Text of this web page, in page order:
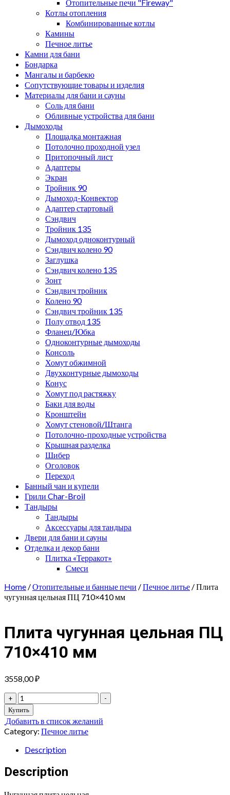
Отопительные печи "Fireway"
Котлы отопления
Комбинированные котлы
Камины
Печное литье
Камни для бани
Бондарка
Мангалы и барбекю
Сопутствующие товары и изделия
Материалы для бани и сауны
Соль для бани
Обливные устройства для бани
Дымоходы
Площадка монтажная
Потолочно проходной узел
Притопочный лист
Адаптеры
Экран
Тройник 90
Дымоход-Конвектор
Адаптер стартовый
Сэндвич
Тройник 135
Дымоход одноконтурный
Сэндвич колено 90
Заглушка
Сэндвич колено 135
Зонт
Сэндвич тройник
Колено 90
Сэндвич тройник 135
Полу отвод 135
Фланец/Юбка
Одноконтурные дымоходы
Консоль
Хомут обжимной
Двухконтурные дымоходы
Конус
Хомут под растяжку
Баки для воды
Кронштейн
Хомут стеновой/Штанга
Потолочно-проходные устройства
Крышная разделка
Шибер
Оголовок
Переход
Банный чан и купели
Грили Char-Broil
Тандыры
Тандыры
Аксессуары для тандыра
Двери для бани и сауны
Отделка и декор бани
Плитка «Терракот»
Смеси
Home /Отопительные и банные печи /Печное литье / Плита
чугунная цельная ПЦ 710×410 мм
Плита чугунная цельная ПЦ
710×410 мм
3558,00₽
+
Плита
чугунная
цельная
ПЦ
710x410
мм
-
Купить
Добавить в список желаний
Category: Печное литье
Description
Description